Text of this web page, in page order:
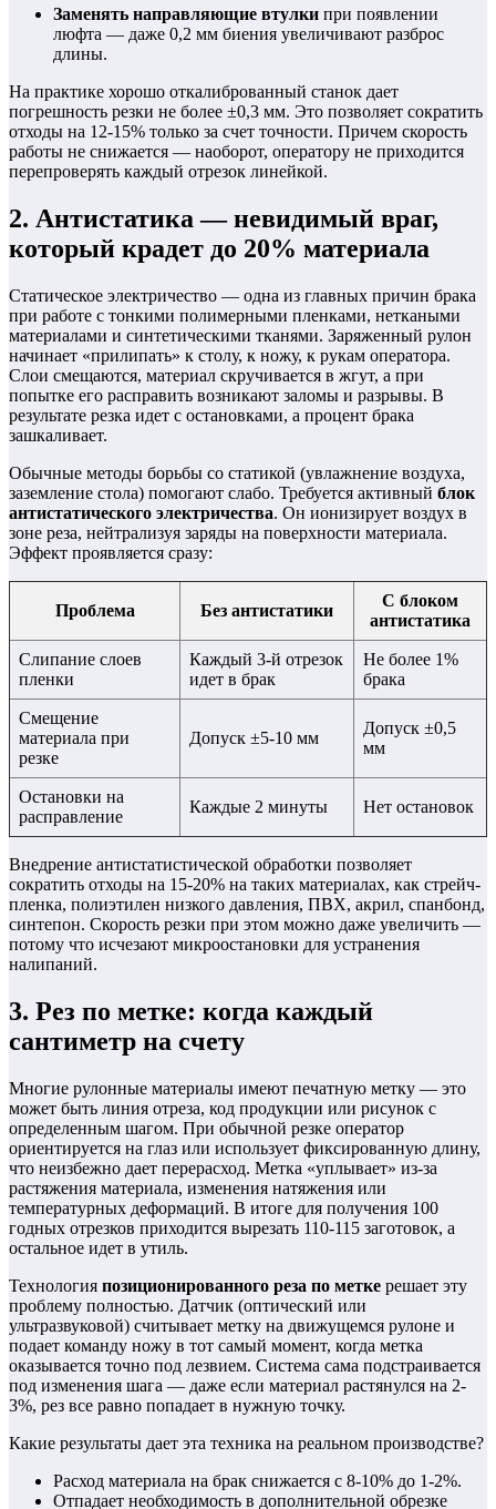
Заменять направляющие втулки при появлении
люфта — даже 0,2 мм биения увеличивают разброс
длины.
На практике хорошо откалиброванный станок дает
погрешность резки не более ±0,3 мм. Это позволяет сократить
отходы на 12-15% только за счет точности. Причем скорость
работы не снижается — наоборот, оператору не приходится
перепроверять каждый отрезок линейкой.
2. Антистатика — невидимый враг,
который крадет до 20% материала
Статическое электричество — одна из главных причин брака
при работе с тонкими полимерными пленками, неткаными
материалами и синтетическими тканями. Заряженный рулон
начинает «прилипать» к столу, к ножу, к рукам оператора.
Слои смещаются, материал скручивается в жгут, а при
попытке его расправить возникают заломы и разрывы. В
результате резка идет с остановками, а процент брака
зашкаливает.
Обычные методы борьбы со статикой (увлажнение воздуха,
заземление стола) помогают слабо. Требуется активный блок
антистатического электричества. Он ионизирует воздух в
зоне реза, нейтрализуя заряды на поверхности материала.
Эффект проявляется сразу:
Проблема Без антистатики
С блоком
антистатика
Слипание слоев
пленки
Каждый 3-й отрезок
идет в брак
Не более 1%
брака
Смещение
материала при
резке
Допуск ±5-10 мм
Допуск ±0,5
мм
Остановки на
расправление
Каждые 2 минуты Нет остановок
Внедрение антистатистической обработки позволяет
сократить отходы на 15-20% на таких материалах, как стрейч-
пленка, полиэтилен низкого давления, ПВХ, акрил, спанбонд,
синтепон. Скорость резки при этом можно даже увеличить —
потому что исчезают микроостановки для устранения
налипаний.
3. Рез по метке: когда каждый
сантиметр на счету
Многие рулонные материалы имеют печатную метку — это
может быть линия отреза, код продукции или рисунок с
определенным шагом. При обычной резке оператор
ориентируется на глаз или использует фиксированную длину,
что неизбежно дает перерасход. Метка «уплывает» из-за
растяжения материала, изменения натяжения или
температурных деформаций. В итоге для получения 100
годных отрезков приходится вырезать 110-115 заготовок, а
остальное идет в утиль.
Технология позиционированного реза по метке решает эту
проблему полностью. Датчик (оптический или
ультразвуковой) считывает метку на движущемся рулоне и
подает команду ножу в тот самый момент, когда метка
оказывается точно под лезвием. Система сама подстраивается
под изменения шага — даже если материал растянулся на 2-
3%, рез все равно попадает в нужную точку.
Какие результаты дает эта техника на реальном производстве?
Расход материала на брак снижается с 8-10% до 1-2%.
Отпадает необходимость в дополнительной обрезке